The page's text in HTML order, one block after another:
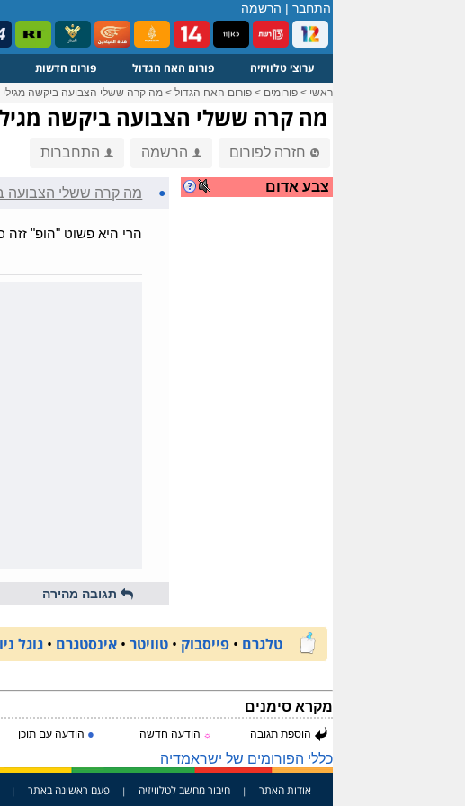
התחבר | הרשמה
ערוצי טלוויזיה פורום האח הגדול פורום חדשות
ראשי > פורומים > פורום האח הגדול > מה קרה ששלי הצבועה ביקשה מגילי
מה קרה ששלי הצבועה ביקשה
חזרה לפורום הרשמה התחברות
צבע אדום ● מה קרה ששלי הצבועה
הרי היא פשוט "הופ"
תגובה מהירה
טלגרם • פייסבוק • טוויטר • אינסטגרם • גוגל
מקרא סימנים
הוספת תגובה ☼ הודעה חדשה ● הודעה עם תוכן
כללי הפורומים של ישראמדיה
אודות האתר | חיבור מחשב לטלוויזיה | פעם ראשונה באתר |